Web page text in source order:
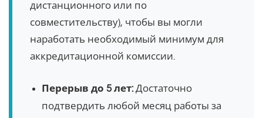
дистанционного или по
совместительству), чтобы вы могли
наработать необходимый минимум для
аккредитационной комиссии.
Перерыв до 5 лет:Достаточно
подтвердить любой месяц работы за